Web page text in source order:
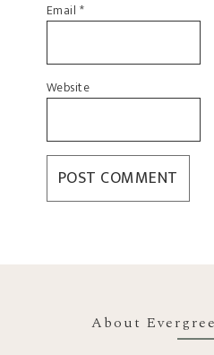
Email *
Website
About